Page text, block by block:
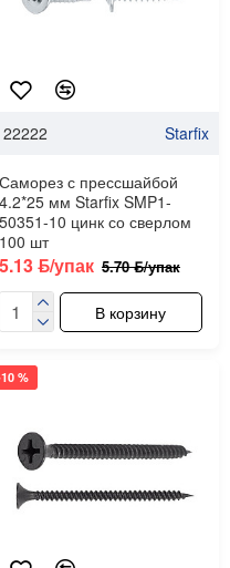
22222 Starfix
Саморез с прессшайбой
4.2*25 мм Starfix SMP1-
50351-10 цинк со сверлом
100 шт
5.13 ƃ/упак 5.70 ƃ/упак
В корзину
%